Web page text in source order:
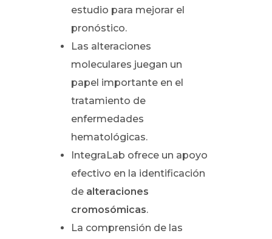
estudio para mejorar el
pronóstico.
Las alteraciones
moleculares juegan un
papel importante en el
tratamiento de
enfermedades
hematológicas.
IntegraLab ofrece un apoyo
efectivo en la identificación
de alteraciones
cromosómicas.
La comprensión de las